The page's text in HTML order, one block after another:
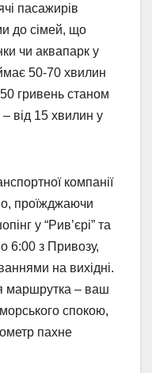
пасажирів
до сімей, що
чи аквапарк у
50-70 хвилин
гривень станом
від 15 хвилин у
компанії
проїжджаючи
у “Рив’єрі” та
6:00 з Привозу,
на вихідні.
маршрутка – ваш
морського спокою,
пахне